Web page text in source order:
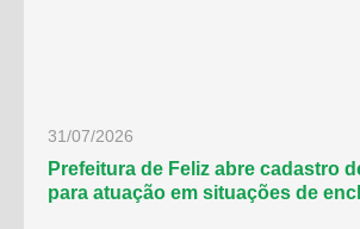
31/07/2026
Prefeitura de Feliz abre cadastro
para atuação em situações de